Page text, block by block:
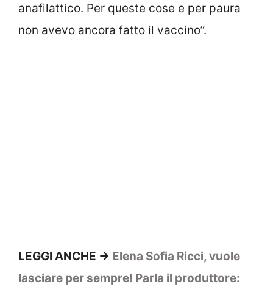
anafilattico. Per queste cose e per paura
non avevo ancora fatto il vaccino”.
LEGGI ANCHE -> Elena Sofia Ricci, vuole
lasciare per sempre! Parla il produttore: